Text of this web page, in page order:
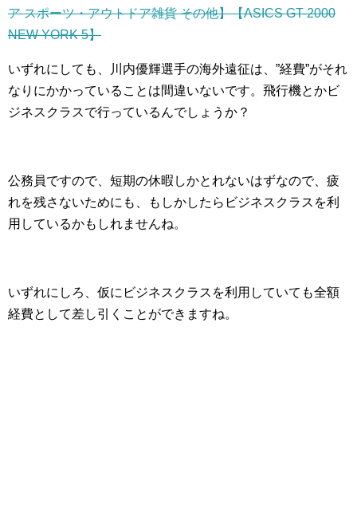
ア スポーツ・アウトドア雑貨 その他】【ASICS GT-2000
NEW YORK 5】
いずれにしても、川内優輝選手の海外遠征は、”経費”がそれ
なりにかかっていることは間違いないです。飛行機とかビ
ジネスクラスで行っているんでしょうか？
公務員ですので、短期の休暇しかとれないはずなので、疲
れを残さないためにも、もしかしたらビジネスクラスを利
用しているかもしれませんね。
いずれにしろ、仮にビジネスクラスを利用していても全額
経費として差し引くことができますね。